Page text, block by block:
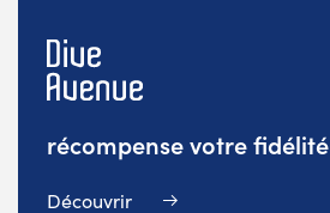
récompense votre fidélité
Découvrir